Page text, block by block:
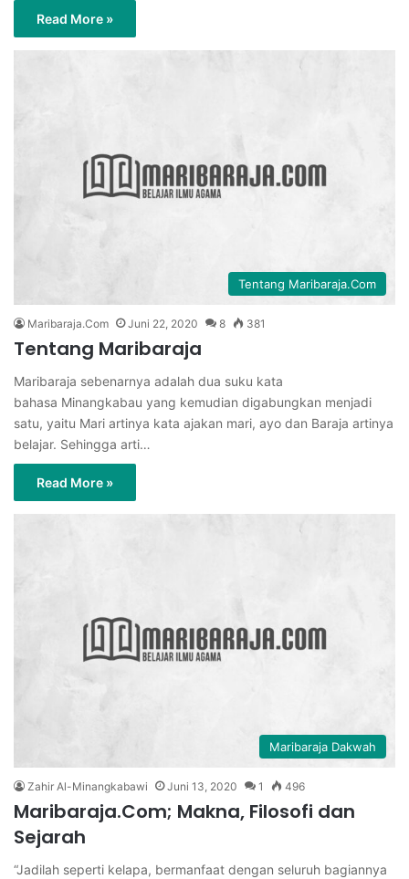
Read More »
Tentang Maribaraja.Com
Maribaraja.Com Juni 22, 2020 8 381
Tentang Maribaraja
Maribaraja sebenarnya adalah dua suku kata
bahasa Minangkabau yang kemudian digabungkan menjadi
satu, yaitu Mari artinya kata ajakan mari, ayo dan Baraja artinya
belajar. Sehingga arti…
Read More »
Maribaraja Dakwah
Zahir Al-Minangkabawi Juni 13, 2020 1 496
Maribaraja.Com; Makna, Filosofi dan
Sejarah
“Jadilah seperti kelapa, bermanfaat dengan seluruh bagiannya